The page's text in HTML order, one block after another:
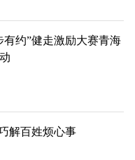
有约”健走激励大赛青海
解百姓烦心事